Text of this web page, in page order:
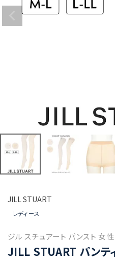
JILL STUART
レディース
ジル スチュアート パンスト 女
JILL STUART パンテ